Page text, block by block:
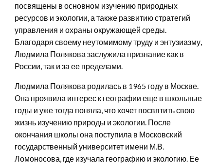
посвящены в основном изучению природных
ресурсов и экологии, а также развитию стратегий
управления и охраны окружающей среды.
Благодаря своему неутомимому труду и энтузиазму,
Людмила Полякова заслужила признание как в
России, так и за ее пределами.
Людмила Полякова родилась в 1965 году в Москве.
Она проявила интерес к географии еще в школьные
годы и уже тогда поняла, что хочет посвятить свою
жизнь изучению природы и экологии. После
окончания школы она поступила в Московский
государственный университет имени М.В.
Ломоносова, где изучала географию и экологию. Ее